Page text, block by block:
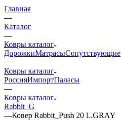
Главная
—
Каталог
—
Ковры каталог
ДорожкиМатрасыСопутствующие
—
Ковры каталог
РоссияИмпортПаласы
—
Ковры каталог
Rabbit_G
—Ковер Rabbit_Push 20 L.GRAY